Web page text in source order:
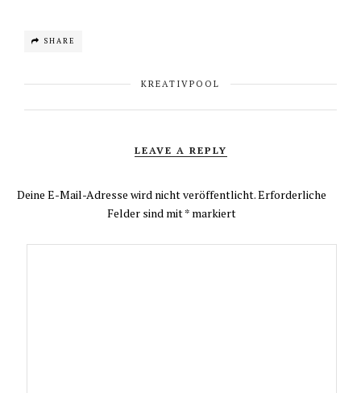
SHARE
KREATIVPOOL
LEAVE A REPLY
Deine E-Mail-Adresse wird nicht veröffentlicht.Erforderliche
Felder sind mit* markiert